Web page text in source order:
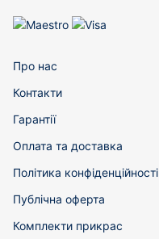
Про нас
Контакти
Гарантії
Оплата та доставка
Політика конфіденційності
Публічна оферта
Комплекти прикрас